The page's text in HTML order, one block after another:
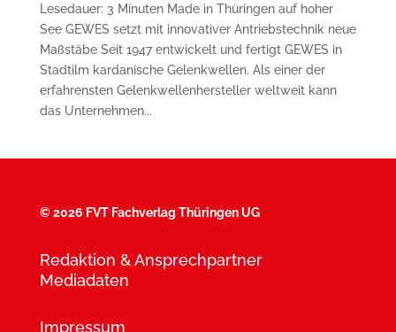
Lesedauer: 3 Minuten Made in Thüringen auf hoher
See GEWES setzt mit innovativer Antriebstechnik neue
Maßstäbe Seit 1947 entwickelt und fertigt GEWES in
Stadtilm kardanische Gelenkwellen. Als einer der
erfahrensten Gelenkwellenhersteller weltweit kann
das Unternehmen...
©2026 FVT Fachverlag Thüringen UG
Redaktion & Ansprechpartner
Mediadaten
Impressum